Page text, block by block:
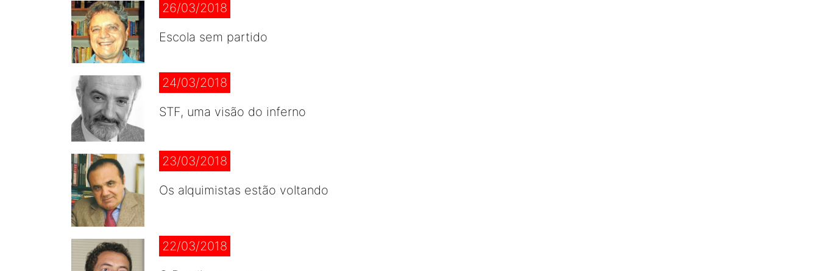
26/03/2018
Escola sem partido
24/03/2018
STF, uma visão do inferno
23/03/2018
Os alquimistas estão voltando
22/03/2018